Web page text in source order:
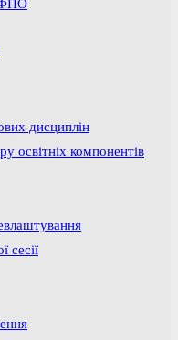
ФПО
дисциплін
освітніх компонентів
сесії